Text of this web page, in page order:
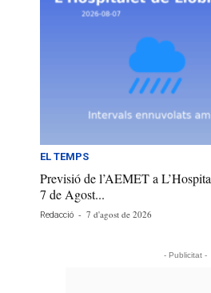
EL TEMPS
Previsió de l’AEMET a
7 de Agost...
Redacció - 7 d'agost de 2026
- Publicitat -